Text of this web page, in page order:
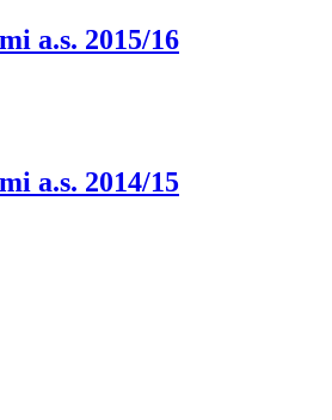
a.s. 2015/16
a.s. 2014/15